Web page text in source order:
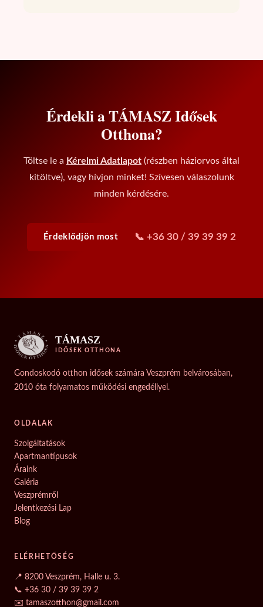
Érdekli a TÁMASZ Idősek
Otthona?
Töltse le a Kérelmi Adatlapot (részben háziorvos által
kitöltve), vagy hívjon minket! Szívesen válaszolunk
minden kérdésére.
Érdeklődjön most 📞 +36 30 / 39 39 39 2
TÁMASZ
IDŐSEK OTTHONA
Gondoskodó otthon idősek számára Veszprém belvárosában,
2010 óta folyamatos működési engedéllyel.
OLDALAK
Szolgáltatások
Apartmantípusok
Áraink
Galéria
Veszprémről
Jelentkezési Lap
Blog
ELÉRHETŐSÉG
📍 8200 Veszprém, Halle u. 3.
📞 +36 30 / 39 39 39 2
✉️ tamaszotthon@gmail.com